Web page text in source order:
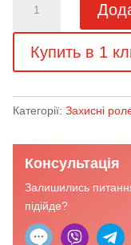
гараж
антрацит
С77
Купить в 1
Категорії: Захисні
Консультація
Залишились
підійде?